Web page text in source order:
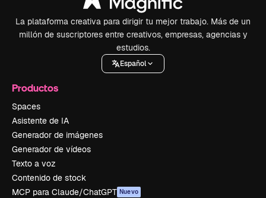
La plataforma creativa para dirigir tu mejor trabajo. Más de un
millón de suscriptores entre creativos, empresas, agencias y
estudios.
Español
Productos
Spaces
Asistente de IA
Generador de imágenes
Generador de vídeos
Texto a voz
Contenido de stock
MCP para Claude/ChatGPT Nuevo